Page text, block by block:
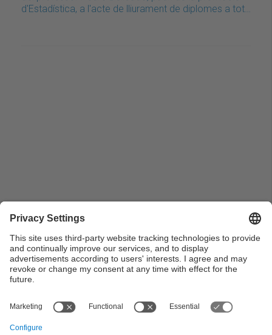
d'Estadística, a l'acte de lliurament de diplomes a tot…
Pla mitjà de la companyia FEM Teatre FME a l'acte de
lliurament de diplomes a tot l'estudiantat diplomat de